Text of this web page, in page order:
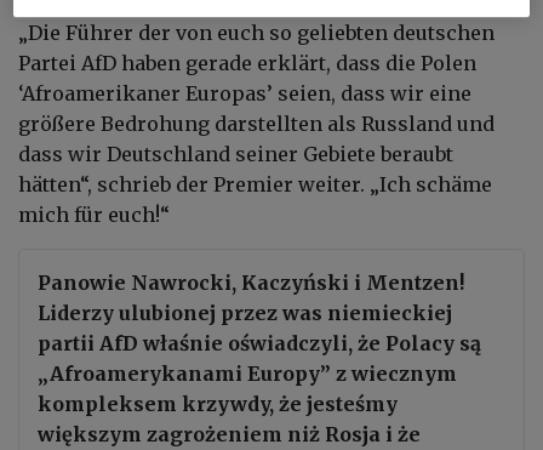
„Die Führer der von euch so geliebten deutschen
Partei AfD haben gerade erklärt, dass die Polen
‘Afroamerikaner Europas’ seien, dass wir eine
größere Bedrohung darstellten als Russland und
dass wir Deutschland seiner Gebiete beraubt
hätten“, schrieb der Premier weiter. „Ich schäme
mich für euch!“
Panowie Nawrocki, Kaczyński i Mentzen!
Liderzy ulubionej przez was niemieckiej
partii AfD właśnie oświadczyli, że Polacy są
„Afroamerykanami Europy” z wiecznym
kompleksem krzywdy, że jesteśmy
większym zagrożeniem niż Rosja i że